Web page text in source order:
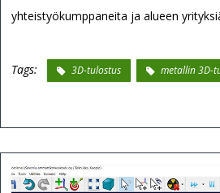
yhteistyökumppaneita ja alueen
Tags: 3D-tulostus metallin 3D-